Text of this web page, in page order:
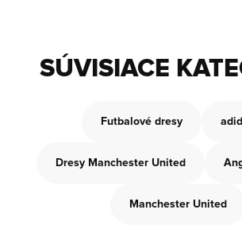
SÚVISIACE
Futbalové dresy
Dresy Manchester United
Manchester United